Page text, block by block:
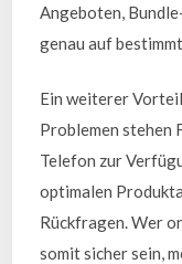
Angeboten,
genau auf
Ein weiterer
Problemen stehen
Telefon zur
optimalen
Rückfragen. Wer
somit sicher sein,